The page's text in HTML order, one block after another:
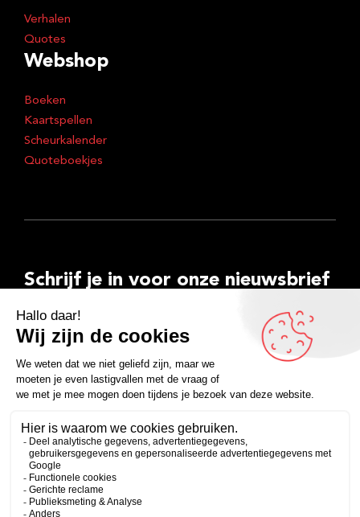
Verhalen
Quotes
Webshop
Boeken
Kaartspellen
Scheurkalender
Quoteboekjes
Schrijf je in voor onze nieuwsbrief
E-
mailadres
Inschrijven
FacebookInstagramLinkedInYouTubeSpotify